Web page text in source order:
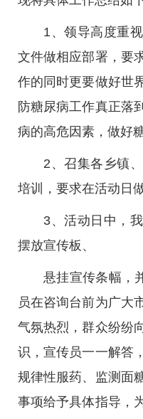
1、领导高度重
文件做相应部署，要
作的同时更要做好世
防糖尿病工作真正落
病的高危因素，做好
2、召集各乡镇
培训，要求在活动日
3、活动日中，
摆放宣传板、
悬挂宣传条幅，
员在咨询台前为广大
气氛热烈，群众纷纷
识，宣传员一一解答
规律性服药、监测面
事项给予具体指导，